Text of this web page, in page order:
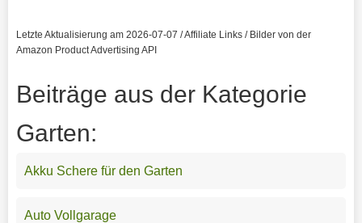
Letzte Aktualisierung am 2026-07-07 / Affiliate Links / Bilder von der
Amazon Product Advertising API
Beiträge aus der Kategorie
Garten:
Akku Schere für den Garten
Auto Vollgarage